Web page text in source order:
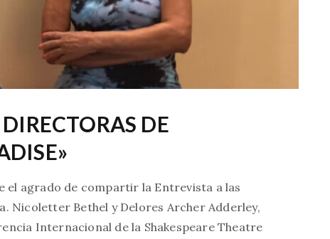
DE
el agrado de compartir la Entrevista a las
Nicoletter Bethel y Delores Archer Adderley,
Internacional de la Shakespeare Theatre